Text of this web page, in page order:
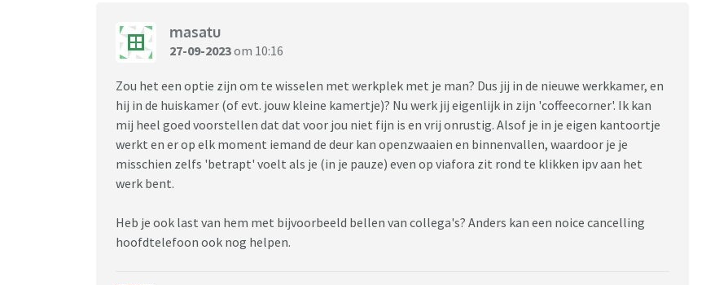
masatu
27-09-2023om 10:16
Zou het een optie zijn om te wisselen met werkplek met je man? Dus jij in de nieuwe werkkamer, en
hij in de huiskamer (of evt. jouw kleine kamertje)? Nu werk jij eigenlijk in zijn 'coffeecorner'. Ik kan
mij heel goed voorstellen dat dat voor jou niet fijn is en vrij onrustig. Alsof je in je eigen kantoortje
werkt en er op elk moment iemand de deur kan openzwaaien en binnenvallen, waardoor je je
misschien zelfs 'betrapt' voelt als je (in je pauze) even op viafora zit rond te klikken ipv aan het
werk bent.
Heb je ook last van hem met bijvoorbeeld bellen van collega's? Anders kan een noice cancelling
hoofdtelefoon ook nog helpen.